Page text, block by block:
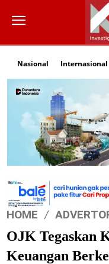
Nasional Internasional
HOME
OJK Tegaskan
Keuangan